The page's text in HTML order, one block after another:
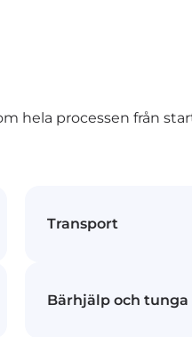
hela processen från
Transport
Med våra
transporterar vi
Bärhjälp och